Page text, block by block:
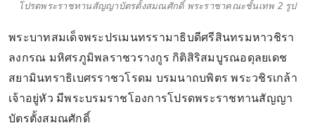
โปรดพระราชทานสัญญาบัตรตั้งสมณศักดิ์ พระราชาคณะชั้นเทพ 2 รูป
พระบาทสมเด็จพระปรเมนทรรามาธิบดีศรีสินทรมหาวชิรา
ลงกรณ มหิศรภูมิพลราชวรางกูร กิติสิริสมบูรณอดุลยเดช
สยามินทราธิเบศรราชวโรดม บรมนาถบพิตร พระวชิรเกล้า
เจ้าอยู่หัว มีพระบรมราชโองการโปรดพระราชทานสัญญา
บัตรตั้งสมณศักดิ์